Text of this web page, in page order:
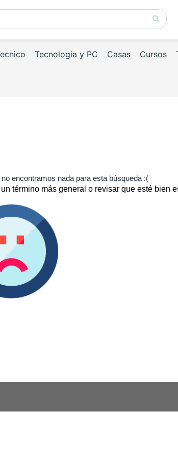
Tecnología y PC Casas Cursos
encontramos nada para esta búsqueda :(
término más general o revisar que esté bien